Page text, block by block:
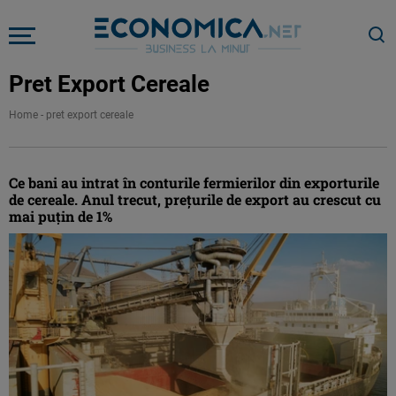
Pret Export Cereale
Home - pret export cereale
Ce bani au intrat în conturile fermierilor din exporturile
de cereale. Anul trecut, prețurile de export au crescut cu
mai puțin de 1%